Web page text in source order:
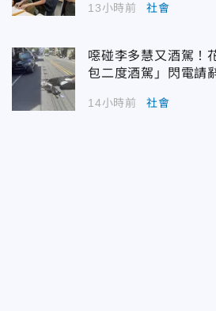
13小時前 社會
噁碰李多慧又酒駕！
包二度酒駕」閃電請
14小時前 社會